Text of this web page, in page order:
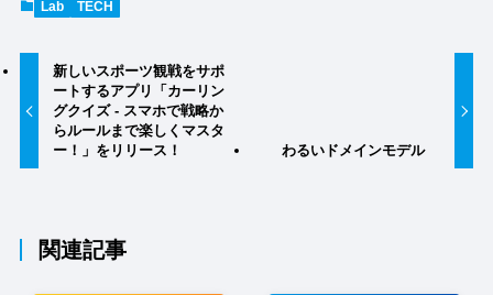
Lab TECH
新しいスポーツ観戦をサポ
ートするアプリ「カーリン
グクイズ - スマホで戦略か
らルールまで楽しくマスタ
ー！」をリリース！
わるいドメインモデル
関連記事